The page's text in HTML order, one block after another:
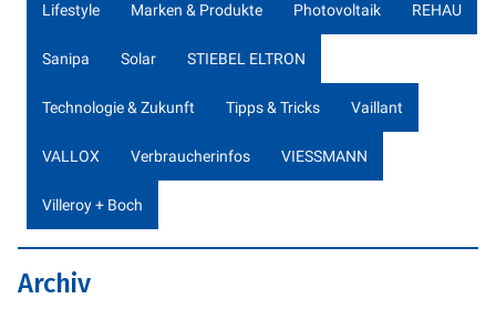
Lifestyle Marken & Produkte Photovoltaik REHAU
Sanipa Solar STIEBEL ELTRON
Technologie & Zukunft Tipps & Tricks Vaillant
VALLOX Verbraucherinfos VIESSMANN
Villeroy + Boch
Archiv